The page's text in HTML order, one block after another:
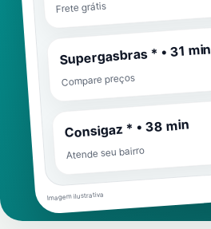
Frete grátis
Supergasbras * • 31 min
Compare preços
Consigaz * • 38 min
Atende seu bairro
Imagem ilustrativa